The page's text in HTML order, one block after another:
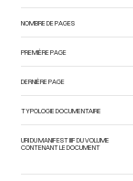
NOMBRE DE PAGES
PREMIÈRE PAGE
DERNIÈRE PAGE
TYPOLOGIE DOCUMENTAIRE
URI DU MANIFEST IIIF DU VOLUME
CONTENANT LE DOCUMENT